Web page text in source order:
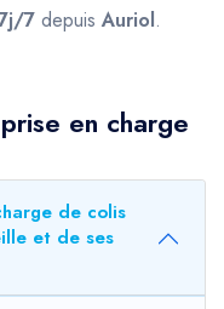
7 depuis Auriol.
en charge
de colis
et de ses